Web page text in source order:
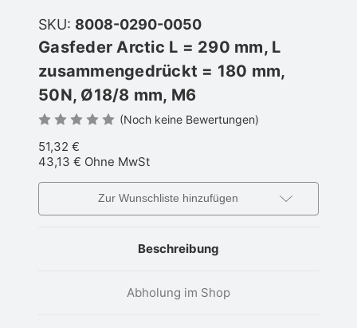
SKU: 8008-0290-0050
Gasfeder Arctic L = 290 mm, L
zusammengedrückt = 180 mm,
50N, Ø18/8 mm, M6
(Noch keine Bewertungen)
51,32 €
43,13 € Ohne MwSt
Zur Wunschliste hinzufügen
Beschreibung
Abholung im Shop